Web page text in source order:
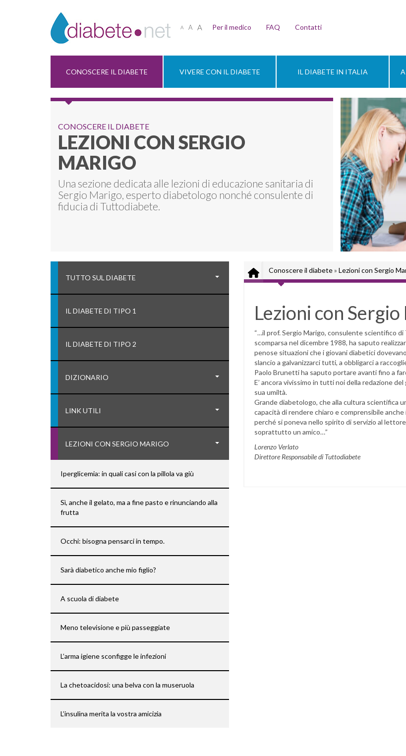
A A A Per il medico FAQ Contatti
CONOSCERE IL DIABETE VIVERE CON IL DIABETE IL DIABETE IN ITALIA
CONOSCERE IL DIABETE
LEZIONI CON SERGIO
MARIGO
Una sezione dedicata alle lezioni di educazione sanitaria di
Sergio Marigo, esperto diabetologo nonché consulente di
fiducia di Tuttodiabete.
TUTTO SUL DIABETE
IL DIABETE DI TIPO 1
IL DIABETE DI TIPO 2
DIZIONARIO
LINK UTILI
LEZIONI CON SERGIO MARIGO
Iperglicemia: in quali casi con la pillola va giù
Sì, anche il gelato, ma a fine pasto e rinunciando alla
frutta
Occhi: bisogna pensarci in tempo.
Sarà diabetico anche mio figlio?
A scuola di diabete
Meno televisione e più passeggiate
L’arma igiene sconfigge le infezioni
La chetoacidosi: una belva con la museruola
L’insulina merita la vostra amicizia
Conoscere il diabete» Lezioni con Sergio
Lezioni con
“…il prof. Sergio Marigo, consulente scientifico
scomparsa nel dicembre 1988, ha saputo
penose situazioni che i giovani diabetici
slancio a galvanizzarci tutti, a obbligarci a
Paolo Brunetti ha saputo portare avanti fino a
E’ ancora vivissimo in tutti noi della redazione
sua umiltà.
Grande diabetologo, che alla cultura scientifica
capacità di rendere chiaro e comprensibile
perché si poneva nello spirito di servizio al
soprattutto un amico…”
Lorenzo Verlato
Direttore Responsabile di Tuttodiabete